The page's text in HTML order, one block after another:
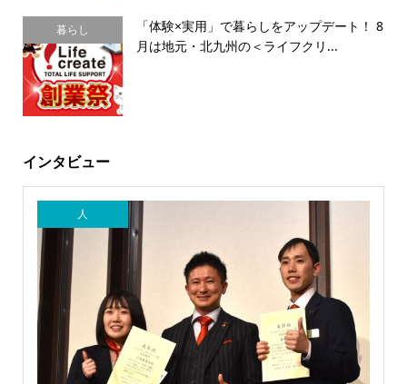
暮らし
「体験×実用」で暮らしをアップデート！ 8
月は地元・北九州の＜ライフクリ...
インタビュー
人